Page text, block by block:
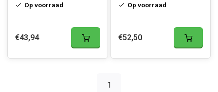
Op voorraad
€43,94
Op voorraad
€52,50
1